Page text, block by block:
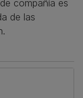
compañía es
de las